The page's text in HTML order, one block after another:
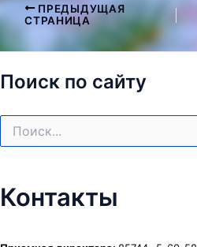
Навигация
по
записям
ПРЕДЫДУЩАЯ
СТРАНИЦА
Поиск по сайту
Контакты